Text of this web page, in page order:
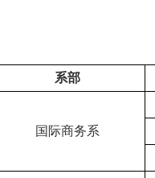
系部
国际商务系